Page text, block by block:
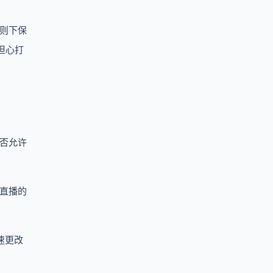
下保
心打
允许
播的
更改